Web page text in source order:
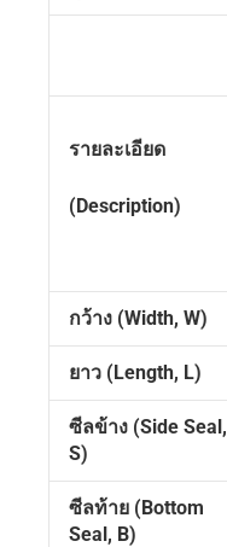
รายละเอียด
(Description)
กว้าง (Width, W)
ยาว (Length, L)
ซีลข้าง (Side Seal,
S)
ซีลท้าย (Bottom
Seal, B)